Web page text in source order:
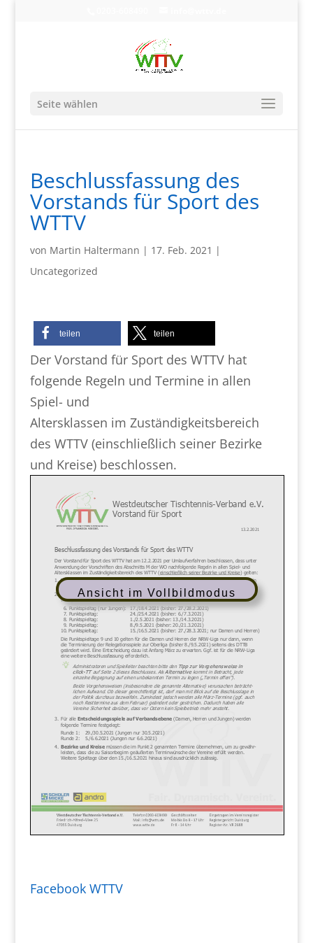
Seite wählen
Beschlussfassung des
Vorstands für Sport des
WTTV
von Martin Haltermann | 17. Feb. 2021 |
Uncategorized
teilen teilen
Der Vorstand für Sport des WTTV hat
folgende Regeln und Termine in allen
Spiel- und
Altersklassen im Zuständigkeitsbereich
des WTTV (einschließlich seiner Bezirke
und Kreise) beschlossen.
Ansicht im Vollbildmodus
Facebook WTTV